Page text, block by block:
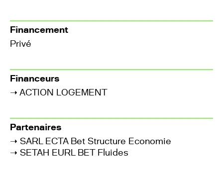
Financement
Privé
Financeurs
➝ ACTION LOGEMENT
Partenaires
➝ SARL ECTA Bet Structure Economie
➝ SETAH EURL BET Fluides